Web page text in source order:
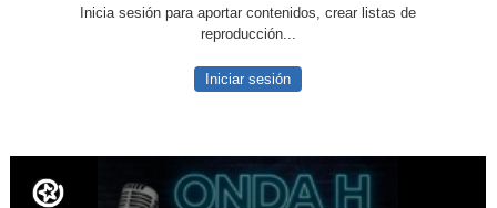
Inicia sesión para aportar contenidos, crear listas de
reproducción...
Iniciar sesión